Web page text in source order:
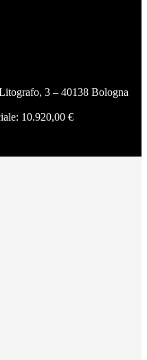
3 – 40138 Bologna
10.920,00 €